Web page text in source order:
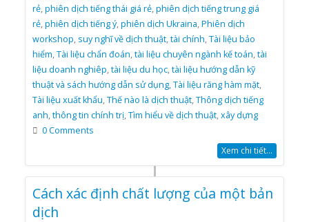
rẻ,phiên dịch tiếng thái giá rẻ,phiên dịch tiếng trung giá
rẻ,phiên dịch tiếng ý,phiên dịch Ukraina,Phiên dịch
workshop, suy nghĩ về dịch thuật,tài chính,Tài liệu bảo
hiểm,Tài liệu chẩn đoán,tài liệu chuyên ngành kế toán,tài
liệu doanh nghiêp,tài liệu du học,tài liệu hướng dẫn kỹ
thuật và sách hướng dẫn sử dụng,Tài liệu răng hàm mặt,
Tài liệu xuất khẩu,Thế nào là dịch thuật,Thông dịch tiếng
anh,thông tin chính trị,Tìm hiểu về dịch thuật,xây dựng
0 Comments
Xem chi tiết...
Cách xác định chất lượng của một bản
dịch